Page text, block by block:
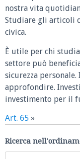
nostra vita
Studiare gli articoli
civica.
È utile per chi
settore può
sicurezza
approfondire.
investimento per il
Art. 65 »
Ricerca